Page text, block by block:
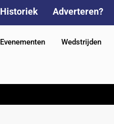
Historiek Adverteren?
Evenementen Wedstrijden